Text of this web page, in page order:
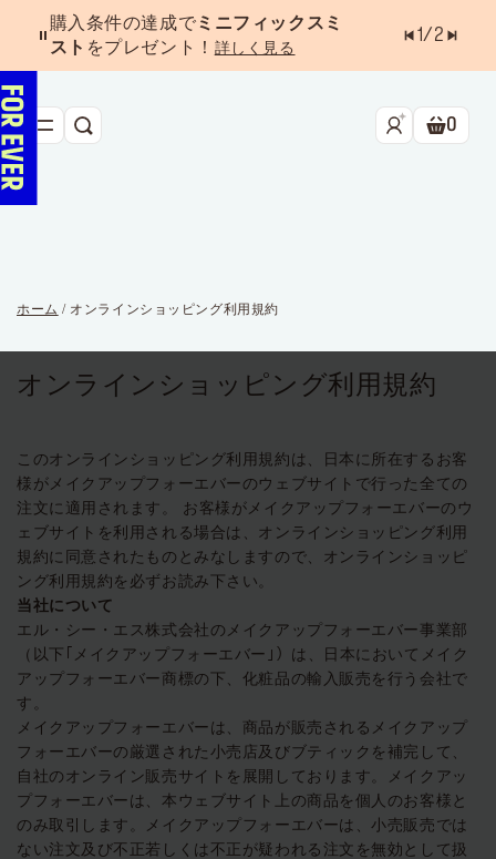
購入条件の達成でミニフィックスミ
スト をプレゼント！ 詳しく見る
1/2
リップ
キャンペーン ラストチャンス
店舗検索
ログインまたはサインアップ
配達先 日本 (¥)
検索 ショ
0
ホーム / オンラインショッピング利用規約
オンラインショッピング利用規約
このオンラインショッピング利用規約は、日本に所在するお客
様がメイクアップフォーエバーのウェブサイトで行った全ての
注文に適用されます。 お客様がメイクアップフォーエバーのウ
ェブサイトを利用される場合は、オンラインショッピング利用
規約に同意されたものとみなしますので、オンラインショッピ
ング利用規約を必ずお読み下さい。
当社について
エル・シー・エス株式会社のメイクアップフォーエバー事業部
（以下｢メイクアップフォーエバー｣）は、日本においてメイク
アップフォーエバー商標の下、化粧品の輸入販売を行う会社で
す。
メイクアップフォーエバーは、商品が販売されるメイクアップ
フォーエバーの厳選された小売店及びブティックを補完して、
自社のオンライン販売サイトを展開しております。メイクアッ
プフォーエバーは、本ウェブサイト上の商品を個人のお客様と
のみ取引します。メイクアップフォーエバーは、小売販売では
ない注文及び不正若しくは不正が疑われる注文を無効として扱